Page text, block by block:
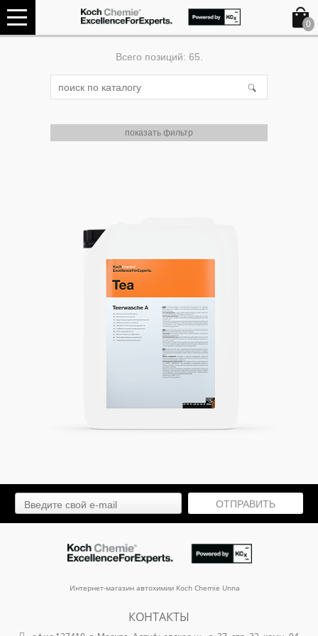
Всего позиций: 65.
показать фильтр
teerwasche a - концентрат для быстрого очищения от
смолы (5 л)
арт. 391005
4 434.15
ОТПРАВИТЬ
Интернет-магазин автохимии Koch Chemie Unna
КОНТАКТЫ
0